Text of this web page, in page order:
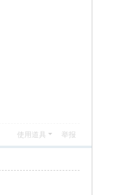
使用道具 举报